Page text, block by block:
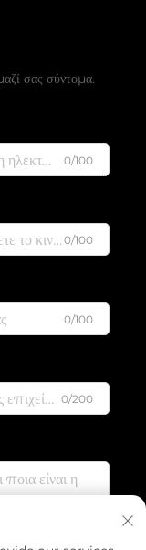
σας σύντομα.
0/100
0/100
0/100
0/200